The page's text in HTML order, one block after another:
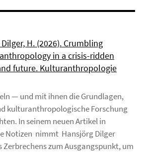
H. (2026). Crumbling
in a crisis-ridden
future. Kulturanthropologie
— und mit ihnen die Grundlagen,
kulturanthropologische Forschung
In seinem neuen Artikel in
Notizen nimmt Hansjörg Dilger
Zerbrechens zum Ausgangspunkt, um